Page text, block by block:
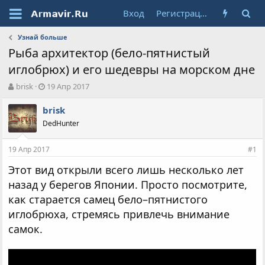
Вход Регистрация
Узнай больше
Рыба архитектор (бело-пятнистый
иглобрюх) и его шедевры на морском дне
А
т
о
р
т
е
ы
brisk
Д
т
н
а
ч
л
а
19 Апр 2017
brisk
DedHunter
19 Апр 2017 #1
Этот вид открыли всего лишь несколько лет
назад у берегов Японии. Просто посмотрите,
как старается самец бело–пятнистого
иглобрюха, стремясь привлечь внимание
самок.